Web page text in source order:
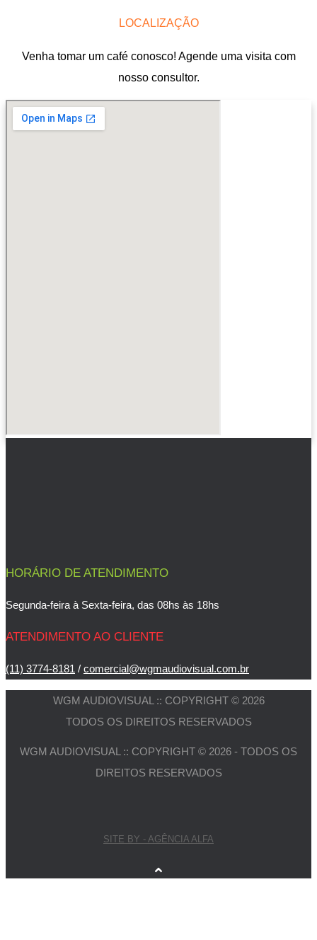
LOCALIZAÇÃO
Venha tomar um café conosco! Agende uma visita com
nosso consultor.
HORÁRIO DE ATENDIMENTO
Segunda-feira à Sexta-feira, das 08hs às 18hs
ATENDIMENTO AO CLIENTE
(11) 3774-8181 / comercial@wgmaudiovisual.com.br
WGM AUDIOVISUAL :: COPYRIGHT © 2026
TODOS OS DIREITOS RESERVADOS
WGM AUDIOVISUAL :: COPYRIGHT © 2026 - TODOS OS
DIREITOS RESERVADOS
SITE BY - AGÊNCIA ALFA